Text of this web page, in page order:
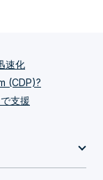
速化
(CDP)?
支援